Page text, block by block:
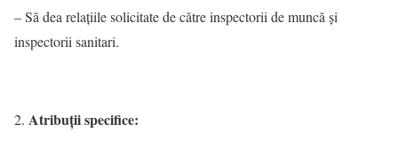
– Să dea relaţiile solicitate de către inspectorii de muncă şi
inspectorii sanitari.
Atribuţii specifice: